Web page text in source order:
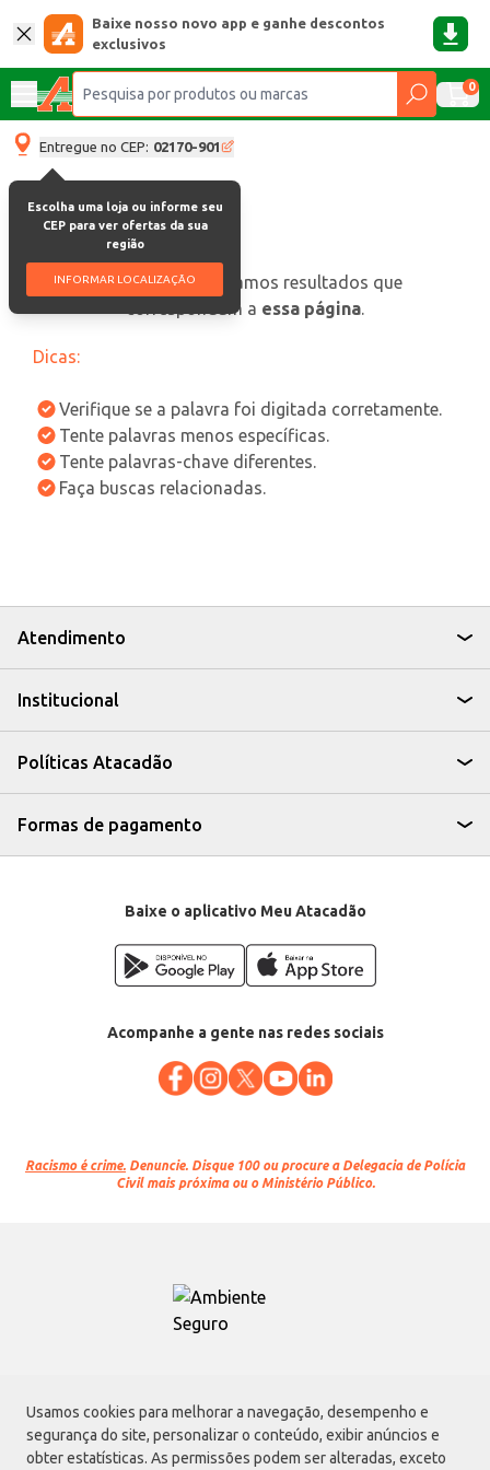
Usamos cookies para melhorar a navegação, desempenho e
segurança do site, personalizar o conteúdo, exibir anúncios e
obter estatísticas. As permissões podem ser alteradas, exceto
Baixe nosso novo app e ganhe descontos
exclusivos
0
Entregue no CEP: 02170-901
Escolha uma loja ou informe seu
CEP para ver ofertas da sua
região
INFORMAR LOCALIZAÇÃO
oops, não encontramos resultados que
correspondam a essa página.
Dicas:
Verifique se a palavra foi digitada corretamente.
Tente palavras menos específicas.
Tente palavras-chave diferentes.
Faça buscas relacionadas.
Atendimento
Institucional
Políticas Atacadão
Formas de pagamento
Baixe o aplicativo Meu Atacadão
Acompanhe a gente nas redes sociais
Racismo é crime. Denuncie. Disque 100 ou procure a Delegacia de Polícia
Civil mais próxima ou o Ministério Público.
Atacadão S.A.
Avenida Morvan Dias de Figueiredo, 6169, Vila Maria, São Paulo - SP | CEP
02170-901 | CNPJ: 75.315.333/0001-09